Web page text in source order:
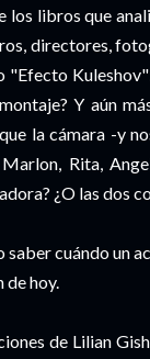
los libros que
directores,
Y aún
la cámara -y
Rita,
¿O las dos
cuándo un
de hoy.
de Lilian